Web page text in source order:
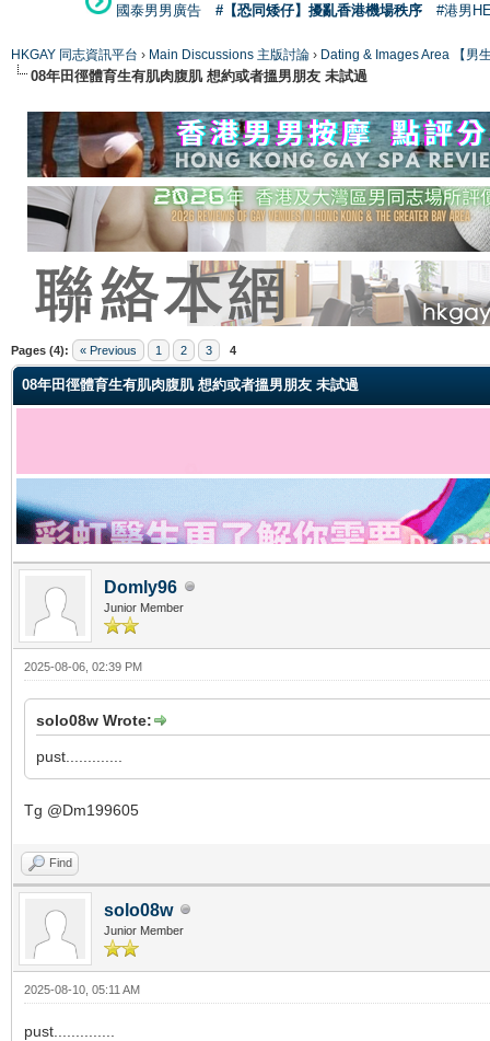
國泰男男廣告
#【恐同矮仔】擾亂香港機場秩序 #港男
HKGAY 同志資訊平台 › Main Discussions 主版討論 › Dating & Images Area 【男
08年田徑體育生有肌肉腹肌 想約或者搵男朋友 未試過
Pages (4): « Previous 1 2 3 4
08年田徑體育生有肌肉腹肌 想約或者搵男朋友 未試過
Domly96
Junior Member
2025-08-06, 02:39 PM
solo08w Wrote:
pust.............
Tg @Dm199605
Find
solo08w
Junior Member
2025-08-10, 05:11 AM
pust..............